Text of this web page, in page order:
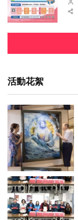
活動花絮